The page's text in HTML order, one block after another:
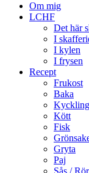
Om mig
LCHF
Det här
I
I kylen
I frysen
Recept
Frukost
Baka
Kyckling
Kött
Fisk
Gryta
Paj
Sås /